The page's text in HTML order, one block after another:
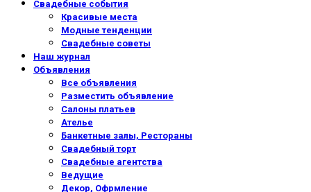
Свадебные события
Красивые места
Модные тенденции
Свадебные советы
Наш журнал
Объявления
Все объявления
Разместить объявление
Салоны платьев
Ателье
Банкетные залы, Рестораны
Свадебный торт
Свадебные агентства
Ведущие
Декор, Офрмление